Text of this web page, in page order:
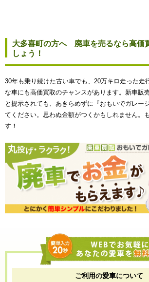
大多喜町の方へ 廃車を売るなら高価
しょう！
30年も乗り続けた古い車でも、20万キロ走った走
な車にも高価買取のチャンスがあります。新車販
と提示されても、あきらめずに『おもいでガレー
てください。思わぬ金額がつくかもしれません。
す！
ご利用の愛車について